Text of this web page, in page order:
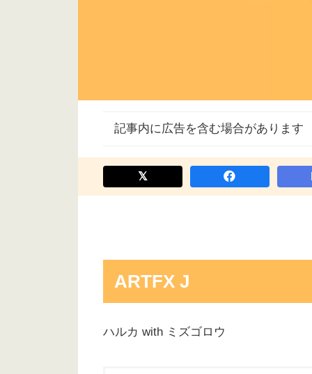
記事内に広告を含む場合があります
ARTFX J
ハルカ with ミズゴロウ